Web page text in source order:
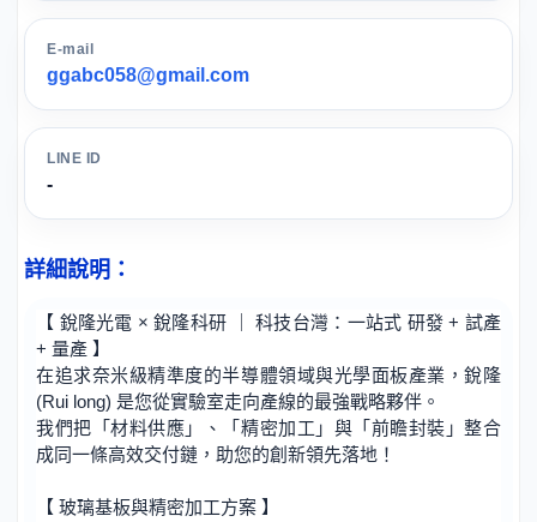
E-mail
ggabc058@gmail.com
LINE ID
-
詳細說明：
【 銳隆光電 × 銳隆科研 ｜ 科技台灣：一站式 研發 + 試產
+ 量產 】
在追求奈米級精準度的半導體領域與光學面板產業，銳隆
(Rui long) 是您從實驗室走向產線的最強戰略夥伴。
我們把「材料供應」、「精密加工」與「前瞻封裝」整合
成同一條高效交付鏈，助您的創新領先落地！
【 玻璃基板與精密加工方案 】